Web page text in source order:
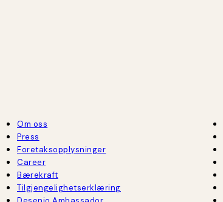
Om oss
Press
Foretaksopplysninger
Career
Bærekraft
Tilgjengelighetserklæring